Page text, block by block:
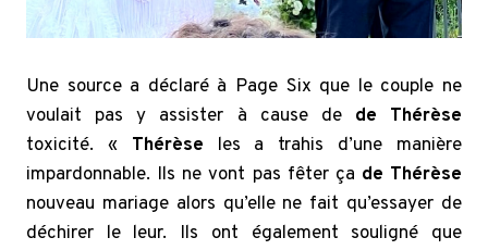
Une source a déclaré à Page Six que le couple ne
voulait pas y assister à cause de de Thérèse
toxicité. « Thérèse les a trahis d’une manière
impardonnable. Ils ne vont pas fêter ça de Thérèse
nouveau mariage alors qu’elle ne fait qu’essayer de
déchirer le leur. Ils ont également souligné que